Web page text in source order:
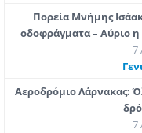
Πορεία Μνήμης
οδοφράγματα – Αύριο
7
Αεροδρόμιο Λάρνακας:
7